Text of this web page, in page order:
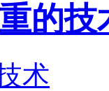
的技
术